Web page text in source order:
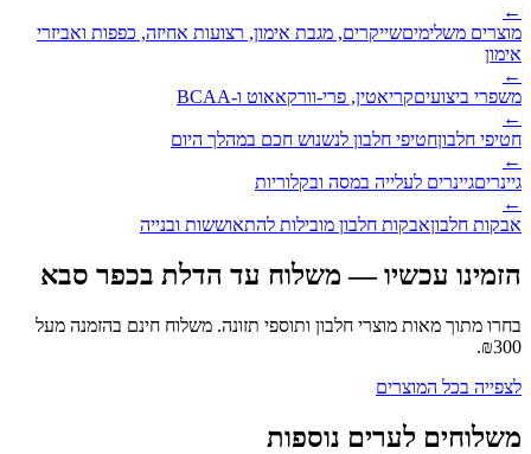
←
מוצרים משלימיםשייקרים, מגבת אימון, רצועות אחיזה, כפפות ואביזרי
אימון
←
משפרי ביצועיםקריאטין, פרי-וורקאאוט ו-BCAA
←
חטיפי חלבוןחטיפי חלבון לנשנוש חכם במהלך היום
←
גיינריםגיינרים לעלייה במסה ובקלוריות
←
אבקות חלבוןאבקות חלבון מובילות להתאוששות ובנייה
הזמינו עכשיו — משלוח עד הדלת בכפר סבא
בחרו מתוך מאות מוצרי חלבון ותוספי תזונה. משלוח חינם בהזמנה מעל
₪300
.
לצפייה בכל המוצרים
משלוחים לערים נוספות